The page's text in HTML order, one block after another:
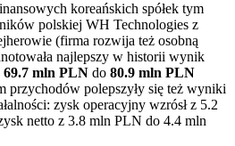
koreańskich spółek tym
polskiej WH Technologies z
(firma rozwija też osobną
najlepszy w historii wynik
69.7 mln PLN do 80.9 mln PLN
przychodów polepszyły się też wyniki
zysk operacyjny wzrósł z 5.2
netto z 3.8 mln PLN do 4.4 mln